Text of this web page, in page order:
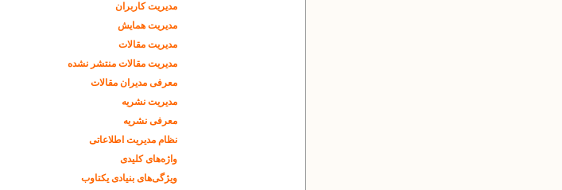
مدیریت کاربران
مدیریت همایش
مدیریت مقالات
مدیریت مقالات منتشر نشده
معرفی مدیران مقالات
مدیریت نشریه
معرفی نشریه
نظام مدیریت اطلاعاتی
واژه‌های کلیدی
ویژگی‌های بنیادی یکتاوب